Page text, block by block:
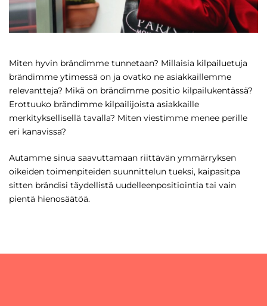
Miten hyvin brändimme tunnetaan? Millaisia kilpailuetuja
brändimme ytimessä on ja ovatko ne asiakkaillemme
relevantteja? Mikä on brändimme positio kilpailukentässä?
Erottuuko brändimme kilpailijoista asiakkaille
merkityksellisellä tavalla? Miten viestimme menee perille
eri kanavissa?
Autamme sinua saavuttamaan riittävän ymmärryksen
oikeiden toimenpiteiden suunnittelun tueksi, kaipasitpa
sitten brändisi täydellistä uudelleenpositiointia tai vain
pientä hienosäätöä.